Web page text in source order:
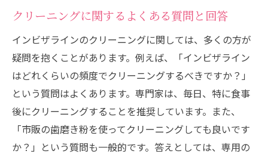
福岡市と北九州市のクリーンなインビザライン
ケアで理想の歯並びを実現
福岡市と北九州市のケアクリニック紹介
理想の歯並びを手に入れるためのステップ
地域密着型のケアサポートの活用法
歯並び改善のためのクリーニング役割
市内でのケアサポートを受ける利点
地域の専門家が薦めるケアプラスアルファ
クリーニングに関するよくある質問と回答
インビザラインのクリーニングに関しては、多くの方が
疑問を抱くことがあります。例えば、「インビザライン
はどれくらいの頻度でクリーニングするべきですか？」
という質問はよくあります。専門家は、毎日、特に食事
後にクリーニングすることを推奨しています。また、
「市販の歯磨き粉を使ってクリーニングしても良いです
か？」という質問も一般的です。答えとしては、専用の